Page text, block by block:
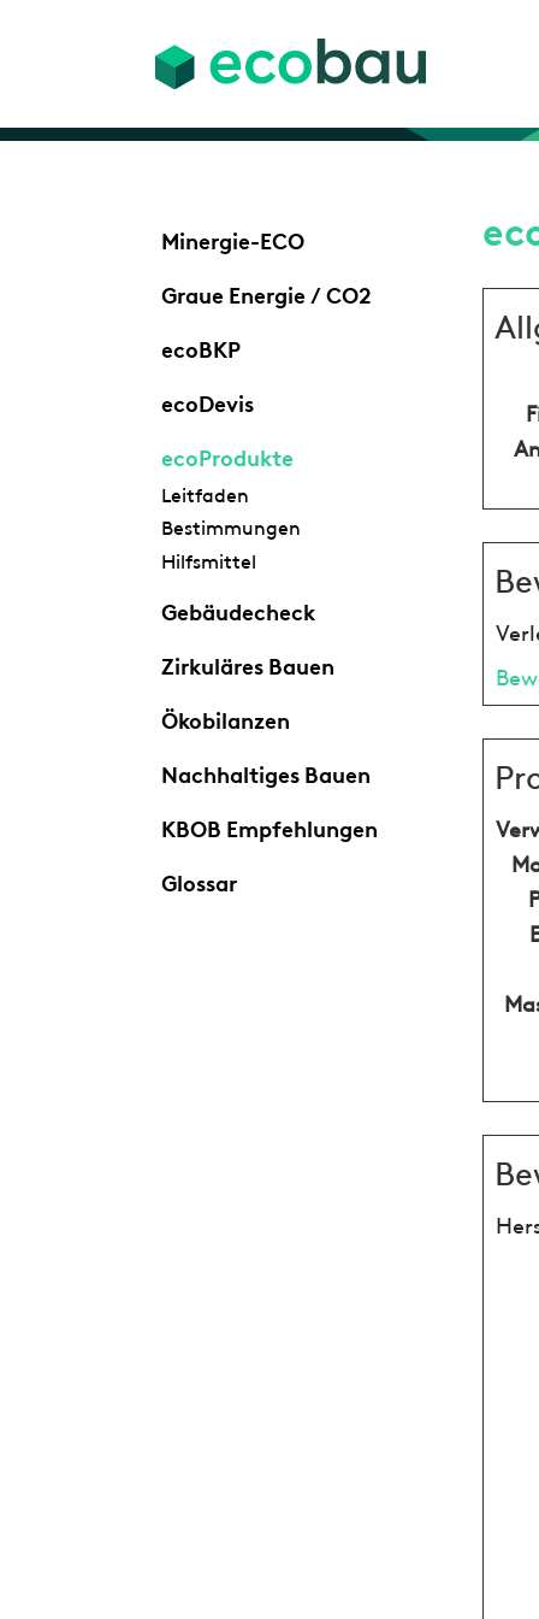
Minergie-ECO
Graue Energie / CO2
ecoBKP
ecoDevis
ecoProdukte
Leitfaden
Bestimmungen
Hilfsmittel
Gebäudecheck
Zirkuläres Bauen
Ökobilanzen
Nachhaltiges Bauen
KBOB Empfehlungen
Glossar